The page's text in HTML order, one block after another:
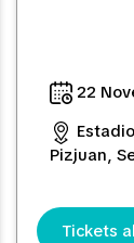
22
Pizjuan,
Tickets